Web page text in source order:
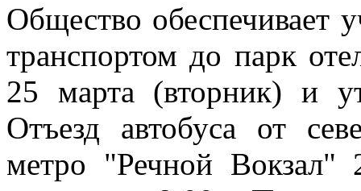
Общество обеспечивает
транспортом до парк
25 марта (вторник) и
Отъезд автобуса от
метро "Речной